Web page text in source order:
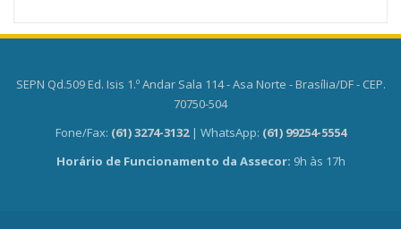
SEPN Qd.509 Ed. Isis 1.º Andar Sala 114 - Asa Norte - Brasília/DF - CEP.
70750-504
Fone/Fax: (61) 3274-3132 | WhatsApp: (61) 99254-5554
Horário de Funcionamento da Assecor: 9h às 17h